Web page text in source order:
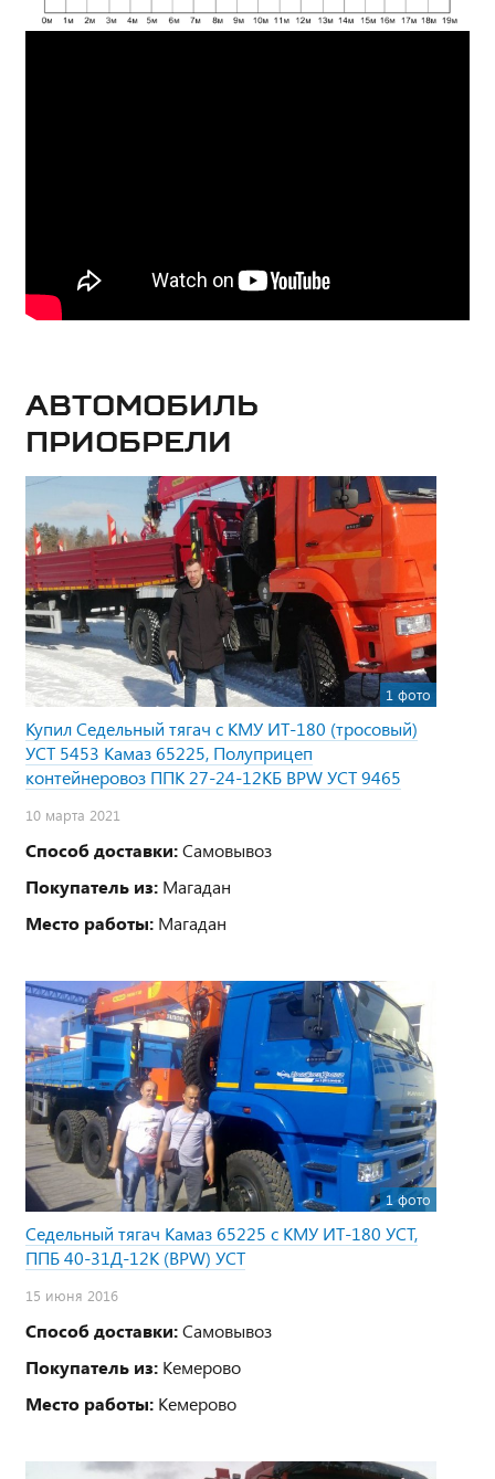
Автомобиль
приобрели
1 фото
Купил Седельный тягач с КМУ ИТ-180 (тросовый)
УСТ 5453 Камаз 65225, Полуприцеп
контейнеровоз ППК 27-24-12КБ BPW УСТ 9465
10 марта 2021
Способ доставки:Самовывоз
Покупатель из: Магадан
Место работы: Магадан
1 фото
Седельный тягач Камаз 65225 с КМУ ИТ-180 УСТ,
ППБ 40-31Д-12К (BPW) УСТ
15 июня 2016
Способ доставки:Самовывоз
Покупатель из: Кемерово
Место работы: Кемерово